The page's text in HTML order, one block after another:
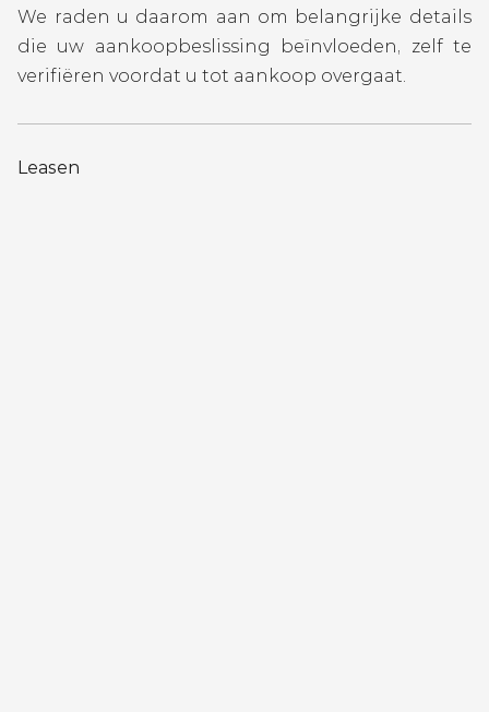
We raden u daarom aan om belangrijke details
die uw aankoopbeslissing beïnvloeden, zelf te
verifiëren voordat u tot aankoop overgaat.
Leasen